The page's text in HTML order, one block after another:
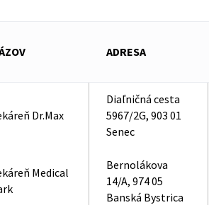
ADRESA
Dr.Max
Diaľničná cesta
5967/2G, 903 01
Senec
Medical
Bernolákova
14/A, 974 05
Banská Bystrica